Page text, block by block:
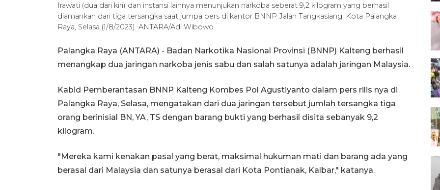
Irawati (dua dari kiri) dan instansi lainnya menunjukan narkoba seberat 9,2 kilogram yang berhasil
diamankan dari tiga tersangka saat jumpa pers di kantor BNNP Jalan Tangkasiang, Kota Palangka
Raya, Selasa (1/8/2023). ANTARA/Adi Wibowo
Palangka Raya (ANTARA) - Badan Narkotika Nasional Provinsi (BNNP) Kalteng berhasil
menangkap dua jaringan narkoba jenis sabu dan salah satunya adalah jaringan Malaysia.
Kabid Pemberantasan BNNP Kalteng Kombes Pol Agustiyanto dalam pers rilis nya di
Palangka Raya, Selasa, mengatakan dari dua jaringan tersebut jumlah tersangka tiga
orang berinisial BN, YA, TS dengan barang bukti yang berhasil disita sebanyak 9,2
kilogram.
"Mereka kami kenakan pasal yang berat, maksimal hukuman mati dan barang ada yang
berasal dari Malaysia dan satunya berasal dari Kota Pontianak, Kalbar," katanya.